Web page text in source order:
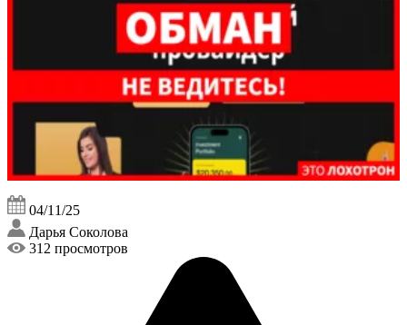
04/11/25
Дарья Соколова
312 просмотров